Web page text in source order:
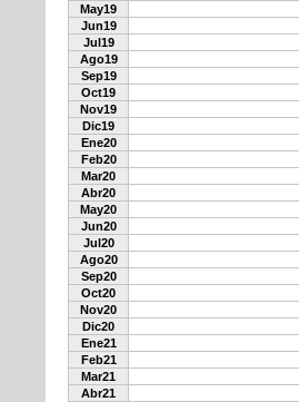
May19
Jun19
Jul19
Ago19
Sep19
Oct19
Nov19
Dic19
Ene20
Feb20
Mar20
Abr20
May20
Jun20
Jul20
Ago20
Sep20
Oct20
Nov20
Dic20
Ene21
Feb21
Mar21
Abr21